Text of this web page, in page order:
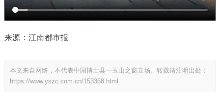
来源：江南都市报
本文来自网络，不代表中国博士县—玉山之窗立场。转载请注明出处：
https://www.yszc.com.cn/153368.html